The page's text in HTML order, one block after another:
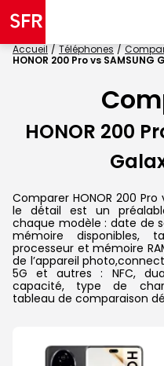
Accueil Téléphones
HONOR 200 Pro vs SAMSUNG
HONOR 200
Comparer HONOR 200 Pro
le détail est un
chaque modèle : date de
mémoire disponibles,
processeur et mémoire
de l’appareil
5G et autres : NFC,
capacité, type de
tableau de comparaison